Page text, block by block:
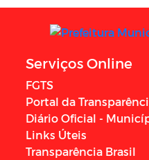
Serviços Online
FGTS
Portal da
Diário Oficial -
Links Úteis
Transparência Brasil